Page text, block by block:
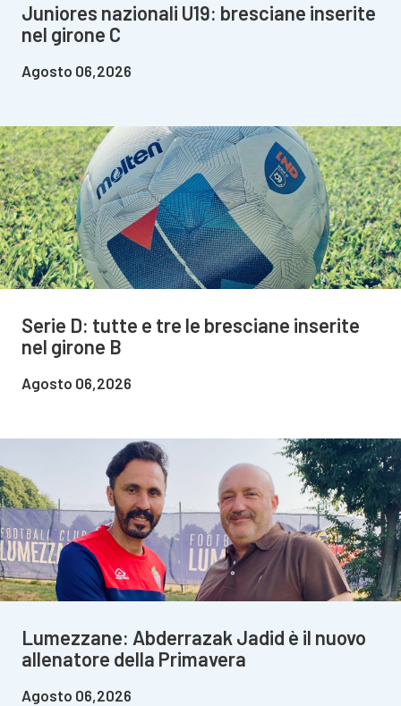
Juniores nazionali U19: bresciane inserite
nel girone C
Agosto 06,2026
Serie D: tutte e tre le bresciane inserite
nel girone B
Agosto 06,2026
Lumezzane: Abderrazak Jadid è il nuovo
allenatore della Primavera
Agosto 06,2026